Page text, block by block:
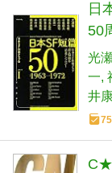
日
50
光
一
井